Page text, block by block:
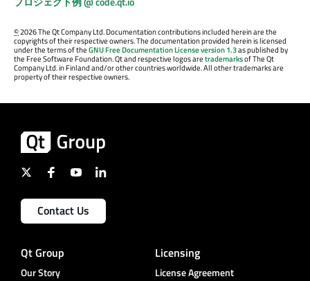
©2026 The Qt Company Ltd. Documentation contributions included herein are the
copyrights of their respective owners. The documentation provided herein is licensed
under the terms of theGNU Free Documentation License version 1.3as published by
the Free Software Foundation. Qt and respective logos aretrademarksof The Qt
Company Ltd. in Finland and/or other countries worldwide. All other trademarks are
property of their respective owners.
Contact Us
Qt Group
Our Story
Licensing
License Agreement